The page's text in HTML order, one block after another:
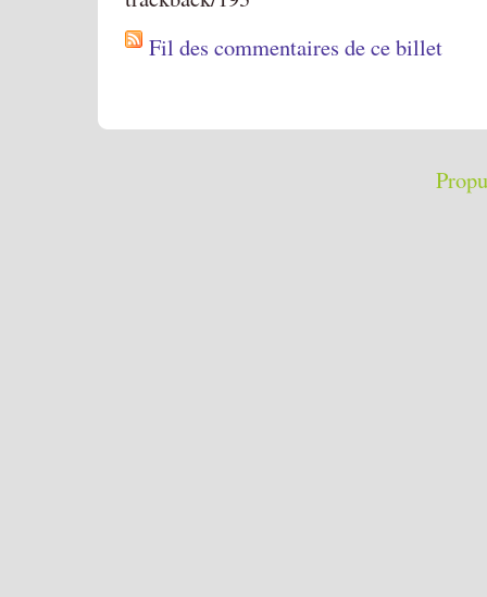
Fil des commentaires de ce billet